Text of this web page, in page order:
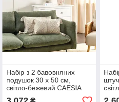
Набір з 2 бавовняних
подушок 30 х 50 см,
світло-бежевий CAESIA